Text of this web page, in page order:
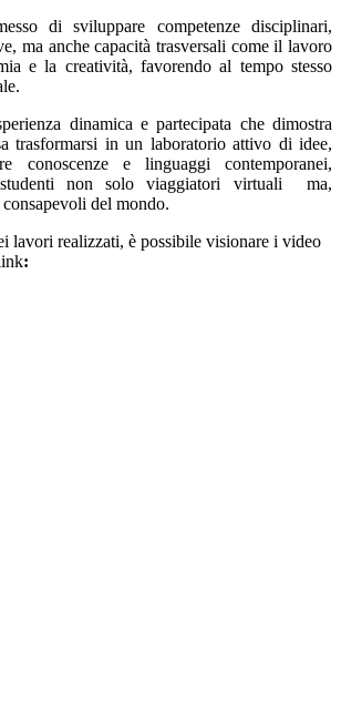
di sviluppare competenze disciplinari,
ma anche capacità trasversali come il lavoro
e la creatività, favorendo al tempo stesso
dinamica e partecipata che dimostra
trasformarsi in un laboratorio attivo di idee,
conoscenze e linguaggi contemporanei,
non solo viaggiatori virtuali ma,
del mondo.
lavori realizzati, è possibile visionare i video
: